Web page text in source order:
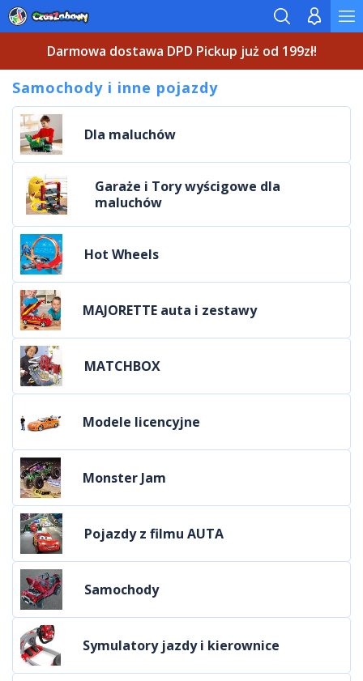
Darmowa dostawa DPD Pickup już od 199zł!
Samochody i inne pojazdy
Dla maluchów
Garaże i Tory wyścigowe dla
maluchów
Hot Wheels
MAJORETTE auta i zestawy
MATCHBOX
Modele licencyjne
Monster Jam
Pojazdy z filmu AUTA
Samochody
Symulatory jazdy i kierownice